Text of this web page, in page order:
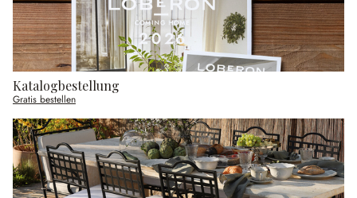
Katalogbestellung
Gratis bestellen